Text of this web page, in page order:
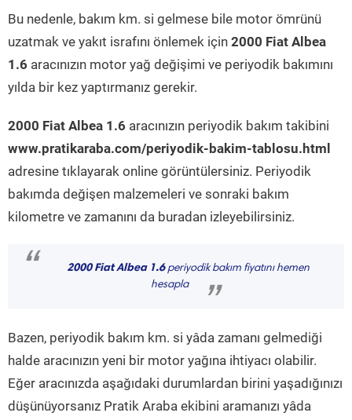
Bu nedenle, bakım km. si gelmese bile motor ömrünü
uzatmak ve yakıt israfını önlemek için 2000 Fiat Albea
1.6 aracınızın motor yağ değişimi ve periyodik bakımını
yılda bir kez yaptırmanız gerekir.
2000 Fiat Albea 1.6 aracınızın periyodik bakım takibini
www.pratikaraba.com/periyodik-bakim-tablosu.html
adresine tıklayarak online görüntülersiniz. Periyodik
bakımda değişen malzemeleri ve sonraki bakım
kilometre ve zamanını da buradan izleyebilirsiniz.
“ 2000 Fiat Albea 1.6periyodik bakım fiyatını hemen
hesapla
”
Bazen, periyodik bakım km. si yâda zamanı gelmediği
halde aracınızın yeni bir motor yağına ihtiyacı olabilir.
Eğer aracınızda aşağıdaki durumlardan birini yaşadığınızı
düşünüyorsanız Pratik Araba ekibini aramanızı yâda